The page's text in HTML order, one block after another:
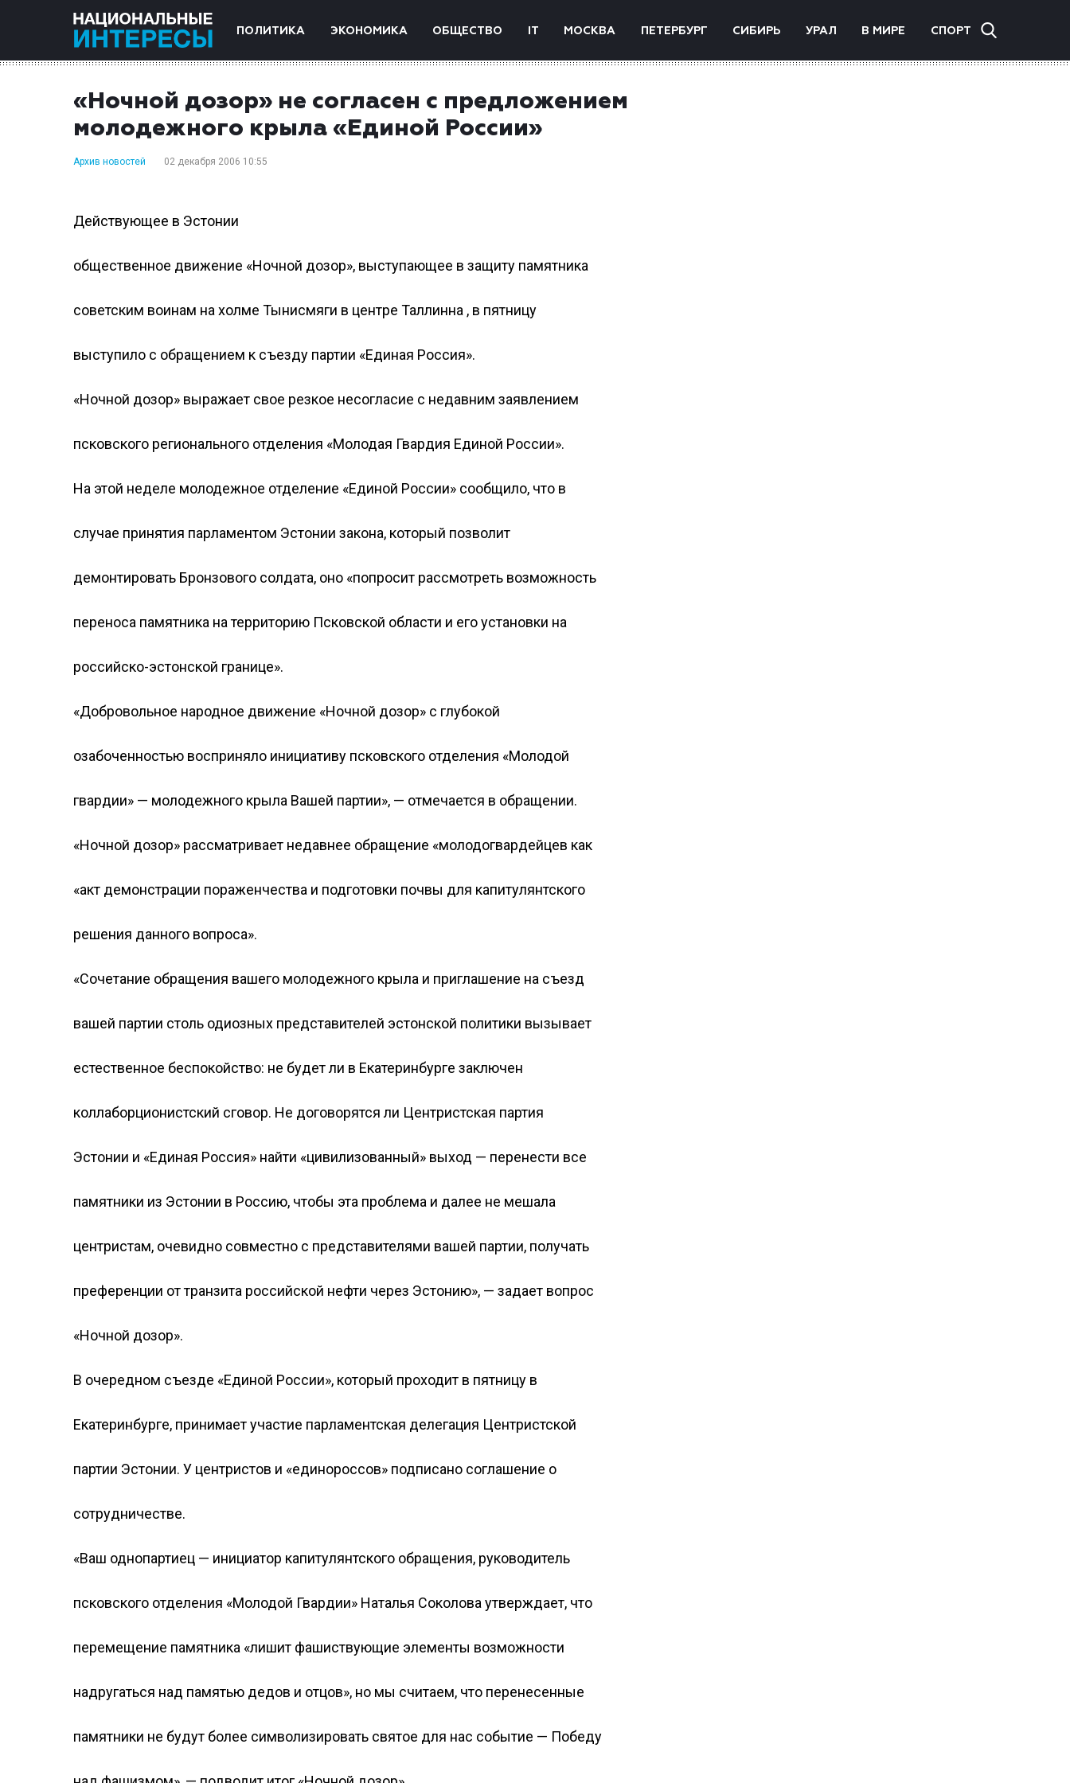
ПОЛИТИКА ЭКОНОМИКА ОБЩЕСТВО IT МОСКВА ПЕТЕРБУРГ СИБИРЬ УРАЛ В МИРЕ СПОРТ
«Ночной дозор» не согласен с предложением
молодежного крыла «Единой России»
Архив новостей 02 декабря 2006 10:55
Действующее в Эстонии
общественное движение «Ночной дозор», выступающее в защиту памятника
советским воинам на холме Тынисмяги в центре Таллинна , в пятницу
выступило с обращением к съезду партии «Единая Россия».
«Ночной дозор» выражает свое резкое несогласие с недавним заявлением
псковского регионального отделения «Молодая Гвардия Единой России».
На этой неделе молодежное отделение «Единой России» сообщило, что в
случае принятия парламентом Эстонии закона, который позволит
демонтировать Бронзового солдата, оно «попросит рассмотреть возможность
переноса памятника на территорию Псковской области и его установки на
российско-эстонской границе».
«Добровольное народное движение «Ночной дозор» с глубокой
озабоченностью восприняло инициативу псковского отделения «Молодой
гвардии» — молодежного крыла Вашей партии», — отмечается в обращении.
«Ночной дозор» рассматривает недавнее обращение «молодогвардейцев как
«акт демонстрации пораженчества и подготовки почвы для капитулянтского
решения данного вопроса».
«Сочетание обращения вашего молодежного крыла и приглашение на съезд
вашей партии столь одиозных представителей эстонской политики вызывает
естественное беспокойство: не будет ли в Екатеринбурге заключен
коллаборционистский сговор. Не договорятся ли Центристская партия
Эстонии и «Единая Россия» найти «цивилизованный» выход — перенести все
памятники из Эстонии в Россию, чтобы эта проблема и далее не мешала
центристам, очевидно совместно с представителями вашей партии, получать
преференции от транзита российской нефти через Эстонию», — задает вопрос
«Ночной дозор».
В очередном съезде «Единой России», который проходит в пятницу в
Екатеринбурге, принимает участие парламентская делегация Центристской
партии Эстонии. У центристов и «единороссов» подписано соглашение о
сотрудничестве.
«Ваш однопартиец — инициатор капитулянтского обращения, руководитель
псковского отделения «Молодой Гвардии» Наталья Соколова утверждает, что
перемещение памятника «лишит фашиствующие элементы возможности
надругаться над памятью дедов и отцов», но мы считаем, что перенесенные
памятники не будут более символизировать святое для нас событие — Победу